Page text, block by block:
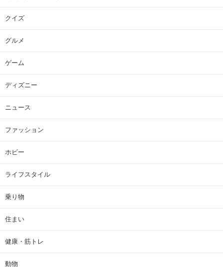
クイズ
グルメ
ゲーム
ディズニー
ニュース
ファッション
ホビー
ライフスタイル
乗り物
住まい
健康・筋トレ
動物